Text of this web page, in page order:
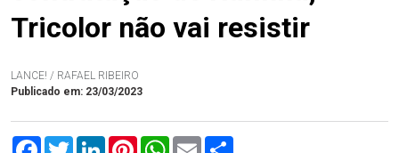
Tricolor não vai resistir
LANCE! / RAFAEL RIBEIRO
Publicado em: 23/03/2023
FacebookTwitterLinkedInPinterestWhatsApp
Email